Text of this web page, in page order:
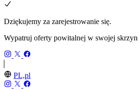
Dziękujemy za zarejestrowanie się.
Wypatruj oferty powitalnej w swojej
PL,pl